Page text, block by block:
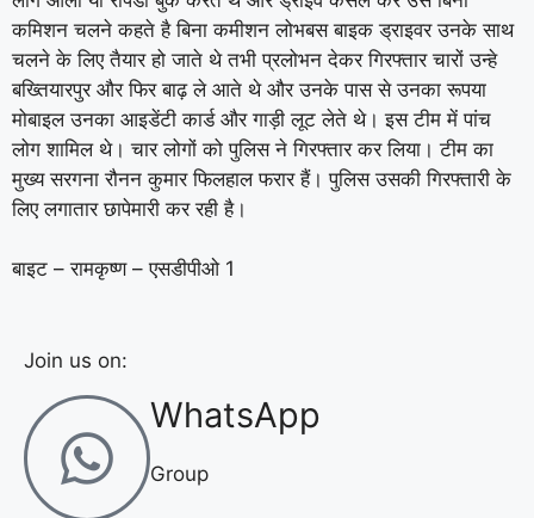
कमिशन चलने कहते है बिना कमीशन लोभबस बाइक ड्राइवर उनके साथ
चलने के लिए तैयार हो जाते थे तभी प्रलोभन देकर गिरफ्तार चारों उन्हे
बख्तियारपुर और फिर बाढ़ ले आते थे और उनके पास से उनका रूपया
मोबाइल उनका आइडेंटी कार्ड और गाड़ी लूट लेते थे। इस टीम में पांच
लोग शामिल थे। चार लोगों को पुलिस ने गिरफ्तार कर लिया। टीम का
मुख्य सरगना रौनन कुमार फिलहाल फरार हैं। पुलिस उसकी गिरफ्तारी के
लिए लगातार छापेमारी कर रही है।
बाइट – रामकृष्ण – एसडीपीओ 1
Join us on:
WhatsApp
Group